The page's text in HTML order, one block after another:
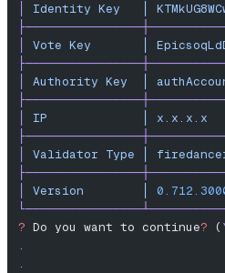
Identity Key
Vote Key
Authority Key
IP x.x.x.x
Validator Type
Version
? Do you want to continue? (
.
.